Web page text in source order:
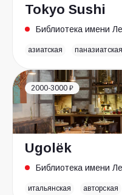
Tokyo Sushi
Библиотека имени
азиатская паназиатская
2000-3000 ₽
Ugolёk
Библиотека имени
итальянская авторская